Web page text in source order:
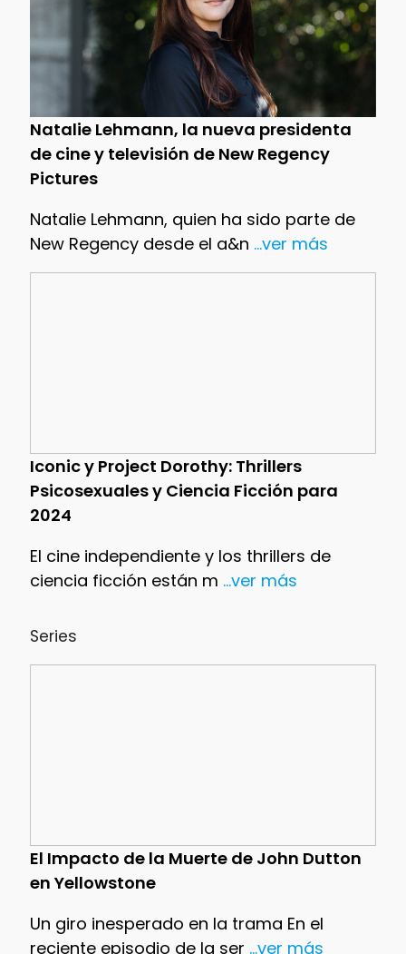
Natalie Lehmann, la nueva presidenta
de cine y televisión de New Regency
Pictures
Natalie Lehmann, quien ha sido parte de
New Regency desde el a&n ...ver más
Iconic y Project Dorothy: Thrillers
Psicosexuales y Ciencia Ficción para
2024
El cine independiente y los thrillers de
ciencia ficción están m ...ver más
Series
El Impacto de la Muerte de John Dutton
en Yellowstone
Un giro inesperado en la trama En el
reciente episodio de la ser ...ver más